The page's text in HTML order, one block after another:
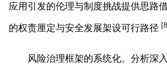
应用引发的伦理与制度挑战提供思路
的权责厘定与安全发展架设可行路径
风险治理框架的系统化。分析深